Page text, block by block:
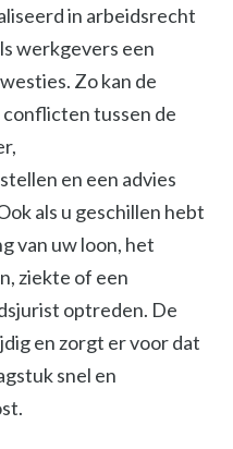
in arbeidsrecht
werkgevers een
Zo kan de
tussen de
en een advies
als u geschillen hebt
van uw loon, het
ziekte of een
optreden. De
en zorgt er voor dat
snel en